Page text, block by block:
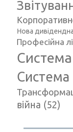
Нова
Професійна
Система
війна (52)